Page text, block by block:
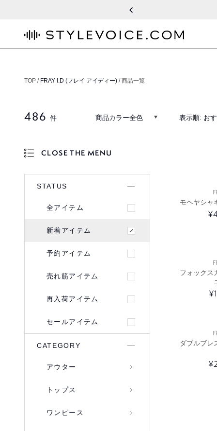
TOP / FRAY I.D (フレイ アイディー) / 商品一覧
486 件 商品カラー全色 表示順: お
CLOSE THE MENU
STATUS
全アイテム
新着アイテム
予約アイテム
売れ筋アイテム
再入荷アイテム
セールアイテム
CATEGORY
アウター
トップス
ワンピース
モヘヤシャ
フォックス
ダブルブレ